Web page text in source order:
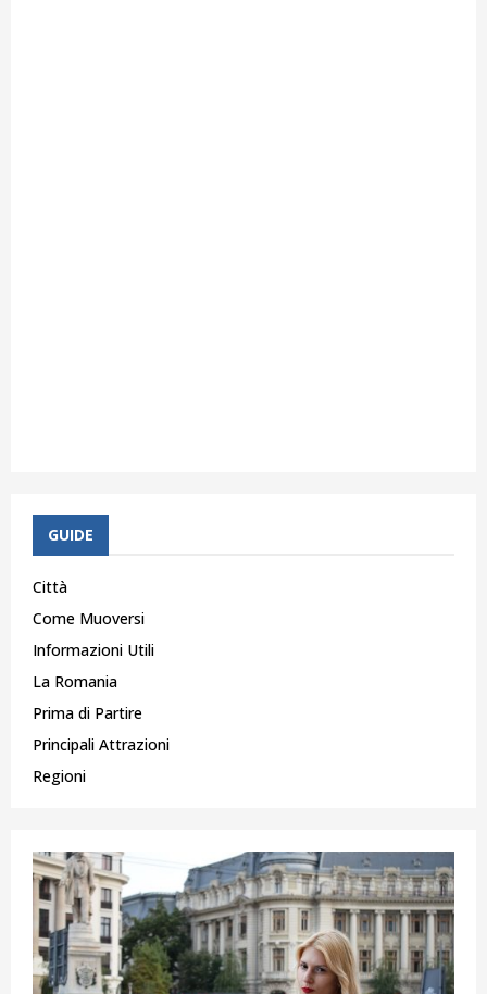
GUIDE
Città
Come Muoversi
Informazioni Utili
La Romania
Prima di Partire
Principali Attrazioni
Regioni